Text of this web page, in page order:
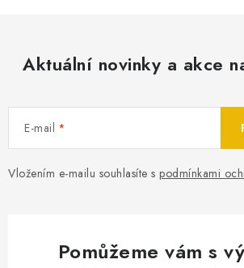
Aktuální novinky a akce
E-mail
Vložením e-mailu souhlasíte s podmínkami
Pomůžeme vám s